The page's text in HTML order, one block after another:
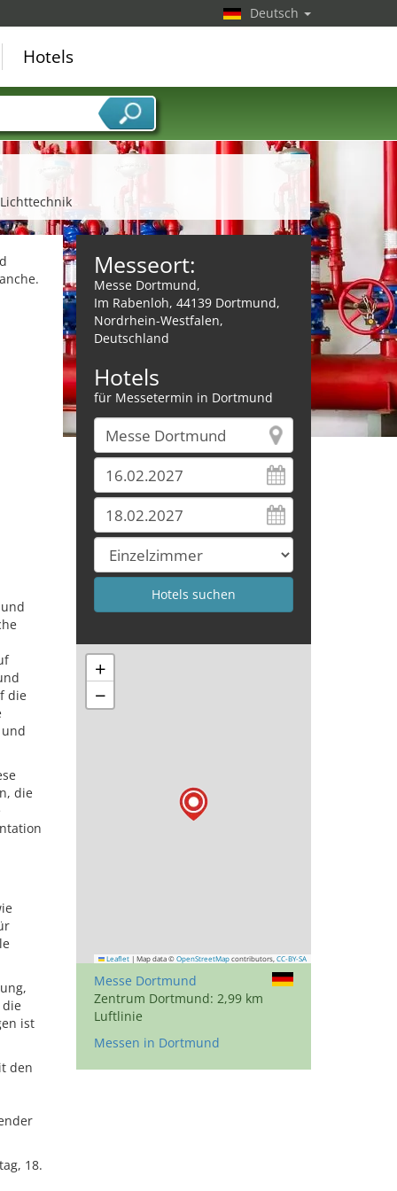
die
die
die
ist
den
18.
Messeort:
Messe Dortmund,
Im Rabenloh, 44139 Dortmund,
Nordrhein-Westfalen,
Deutschland
Hotels
für Messetermin in Dortmund
+
−
Leaflet | Map data © OpenStreetMap contributors, CC-BY-SA
Messe Dortmund
Zentrum Dortmund: 2,99 km
Luftlinie
Messen in Dortmund
Deutsch
Hotels